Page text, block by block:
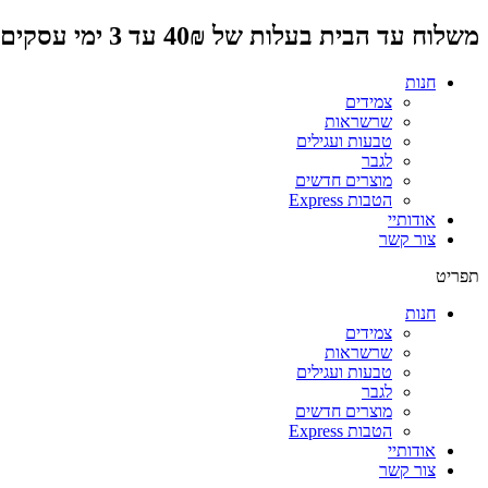
דלג
לתוכן
משלוח עד הבית בעלות של 40₪ עד 3 ימי עסקים
חנות
צמידים
שרשראות
טבעות ועגילים
לגבר
מוצרים חדשים
הטבות Express
אודותיי
צור קשר
תפריט
חנות
צמידים
שרשראות
טבעות ועגילים
לגבר
מוצרים חדשים
הטבות Express
אודותיי
צור קשר